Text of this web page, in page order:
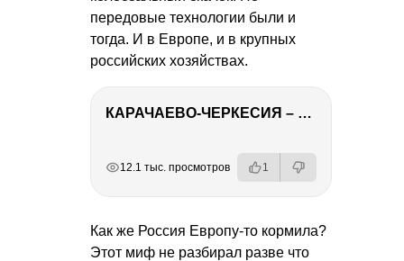
передовые технологии были и
тогда. И в Европе, и в крупных
российских хозяйствах.
КАРАЧАЕВО-ЧЕРКЕСИЯ – ПУТЕШЕСТВИЕ НА КАВКАЗ часть 2
12.1 тыс. просмотров 1
Как же Россия Европу-то кормила?
Этот миф не разбирал разве что